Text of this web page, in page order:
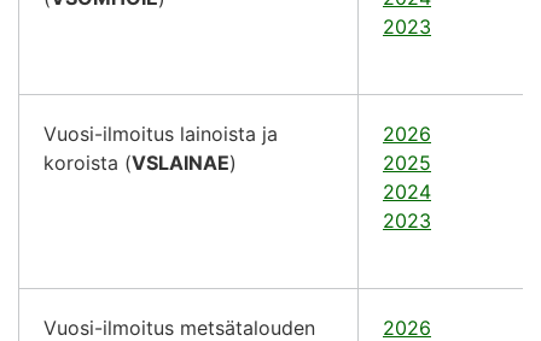
2023
Vuosi-ilmoitus lainoista ja
koroista (VSLAINAE)
2026
2025
2024
2023
Vuosi-ilmoitus metsätalouden
2026